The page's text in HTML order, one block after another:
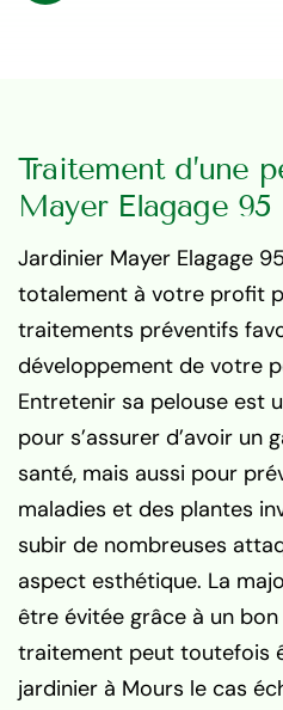
Traitement d’une
Mayer Elagage 95
Jardinier Mayer Elagage
totalement à votre profit
traitements préventifs
développement de votre
Entretenir sa pelouse est
pour s’assurer d’avoir un
santé, mais aussi pour
maladies et des plantes
subir de nombreuses
aspect esthétique. La
être évitée grâce à un
traitement peut toutefois
jardinier à Mours le cas